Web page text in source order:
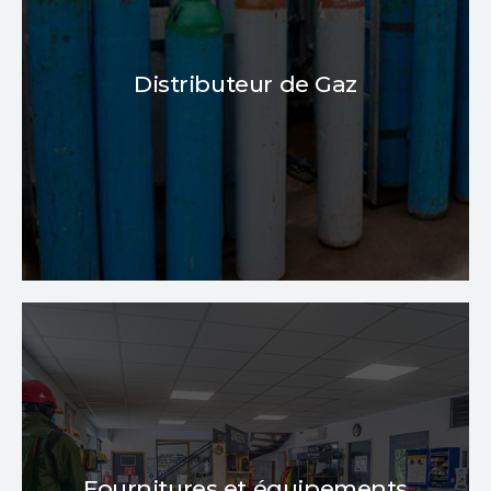
Distributeur de Gaz
bouteille pour
particulier
et
professionnel
pour vos différentes activités (cave coopérative,
bar, traiteur, industrie, soudure, plomberie,
chauffage, climatisation, frigorifique...)
En savoir plus
commande disponible selonstock(achat pour
compte / service aux entreprises)